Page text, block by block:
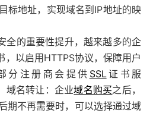
标地址，实现域名到IP地址的映
全的重要性提升，越来越多的企
，以启用HTTPS协议，保障用户
分注册商会提供 SSL 证书服
：企业域名购买之后，
期不再需要时，可以选择通过域